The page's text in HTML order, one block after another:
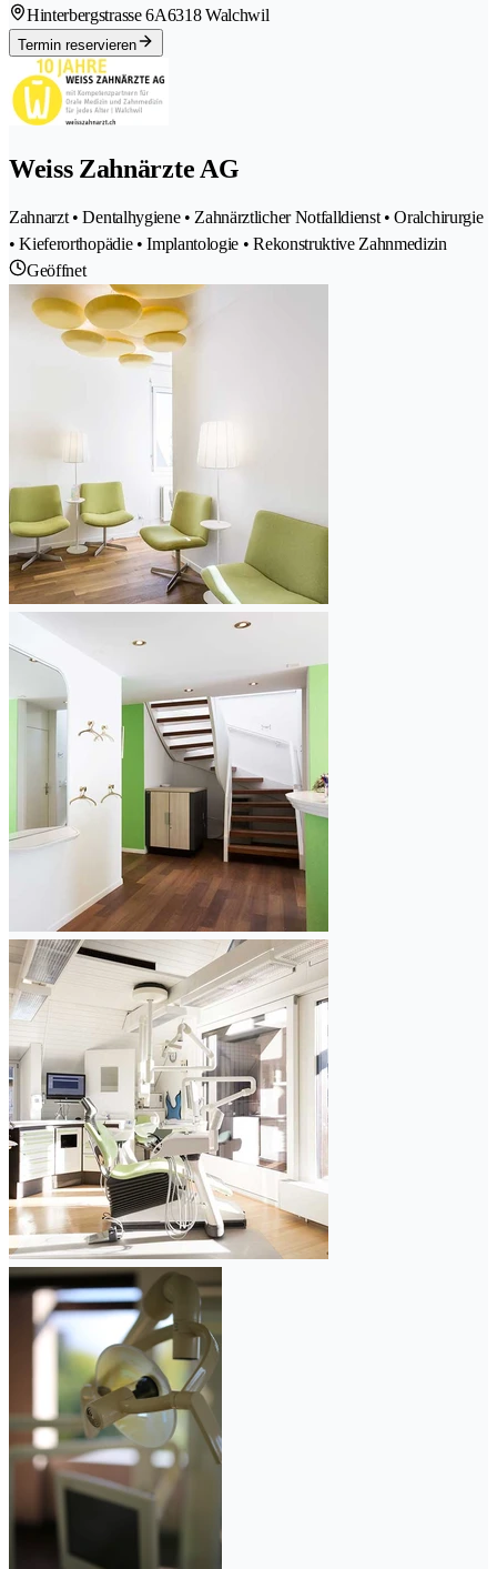
Hinterbergstrasse 6A6318 Walchwil
Termin reservieren
Weiss Zahnärzte AG
Zahnarzt • Dentalhygiene • Zahnärztlicher Notfalldienst • Oralchirurgie
• Kieferorthopädie • Implantologie • Rekonstruktive Zahnmedizin
Geöffnet